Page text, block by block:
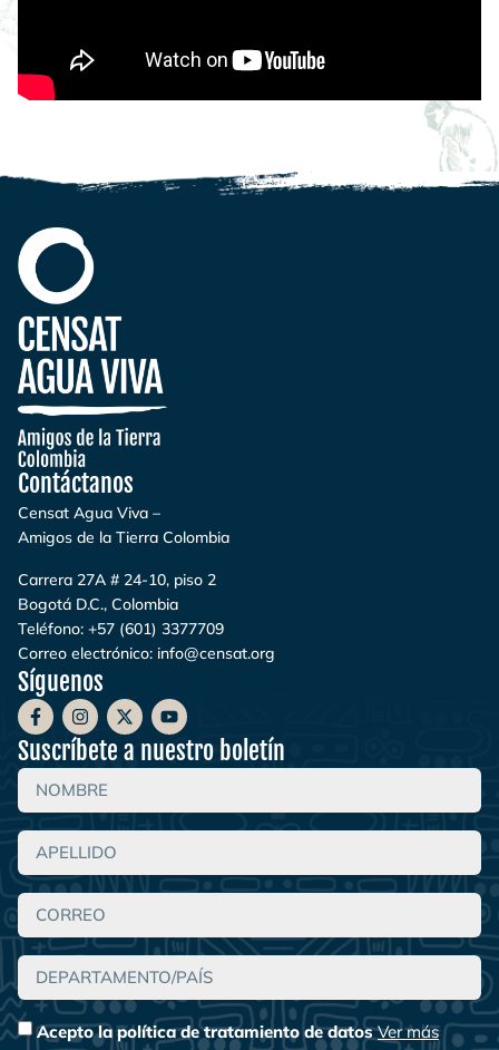
Contáctanos
Censat Agua Viva –
Amigos de la Tierra Colombia
Carrera 27A # 24-10, piso 2
Bogotá D.C., Colombia
Teléfono: +57 (601) 3377709
Correo electrónico: info@censat.org
Síguenos
Suscríbete a nuestro boletín
Acepto la política de tratamiento de datosVer más